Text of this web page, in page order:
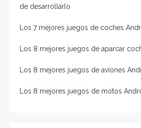
de desarrollarlo
Los 7 mejores juegos de coches
Los 8 mejores juegos de aparcar
Los 8 mejores juegos de aviones
Los 8 mejores juegos de motos